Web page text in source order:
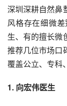
深圳深耕自然鼻
风格存在细微
生、有的擅长微
推荐几位市场口
覆盖公立、专科
1. 向宏伟医生